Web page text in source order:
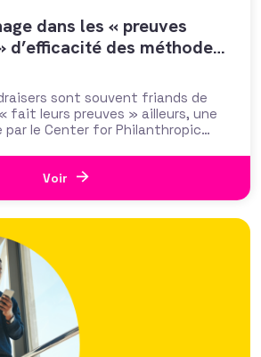
dans les « preuves
d’efficacité des méthodes
collecte…
sont souvent friands de
fait leurs preuves » ailleurs, une
par le Center for Philanthropic
la recherche académique sur la
t-elle des preuves solides pour
Voir